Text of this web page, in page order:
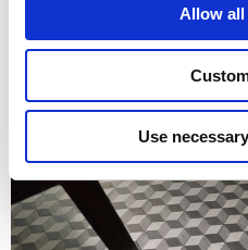
Allow all
Use